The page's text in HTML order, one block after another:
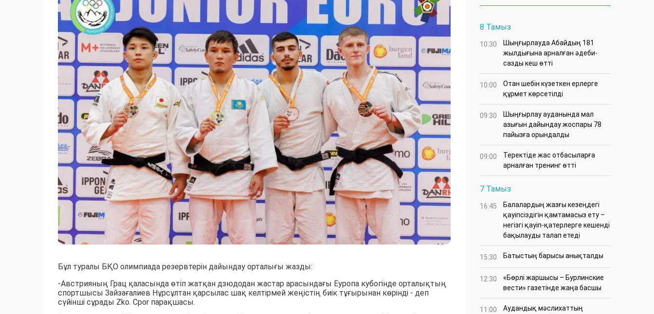
Бұл туралы БҚО олимпиада резервтерін дайындау орталығы жазды:
-Австрияның Грац қаласында өтіп жатқан дзюдодан жастар арасындағы Еуропа кубогінде орталықтың
спортшысы Зайзағалиев Нұрсұлтан қарсылас шақ келтірмей жеңістің биік тұғырынан көрінді - деп
сүйінші сұрады Zko. Cpor парақшасы.
8 Тамыз
10:30
Шыңғырлауда Абайдың 181
жылдығына арналған әдеби-
сазды кеш өтті
10:00
Отан шебін күзеткен ерлерге
құрмет көрсетілді
09:30
​Шыңғырлау ауданында мал
азығын дайындау жоспары 78
пайызға орындалды
09:00
​Теректіде жас отбасыларға
арналған тренинг өтті
7 Тамыз
16:45
Балалардың жазғы кезеңдегі
қауіпсіздігін қамтамасыз ету –
негізгі қауіп-қатерлерге кешенді
бақылауды талап етеді
15:30 Батыстың барысы анықталды
12:30
«Бөрлі жаршысы – Бурлинские
вести» газетінде жаңа басшы
11:00
Аудандық мәслихаттың